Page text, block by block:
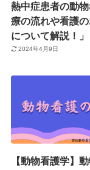
熱中症患者の動
療の流れや看護
について解説！」
2024年4月9日
【動物看護学】